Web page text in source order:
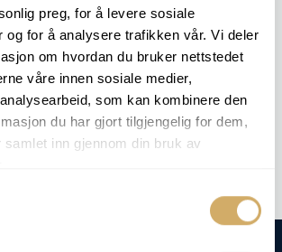
preg, for å levere sosiale
og for å analysere trafikken vår. Vi deler
om hvordan du bruker nettstedet
våre innen sosiale medier,
som kan kombinere den
du har gjort tilgjengelig for dem,
samlet inn gjennom din bruk av
RELEVANTES
incluída em nenhum pacote de análises
realizá-la mediante pedido.
-Microscopia